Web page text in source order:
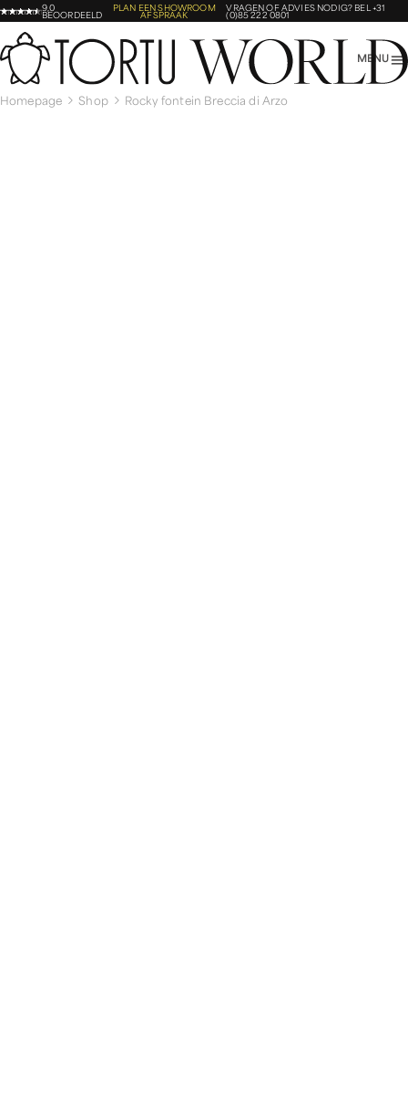
9,0
BEOORDEELD
PLAN EEN SHOWROOM
AFSPRAAK
VRAGEN OF ADVIES NODIG? BEL +31
(0)85 222 0801
MENU
Homepage Shop Rocky fontein Breccia di Arzo